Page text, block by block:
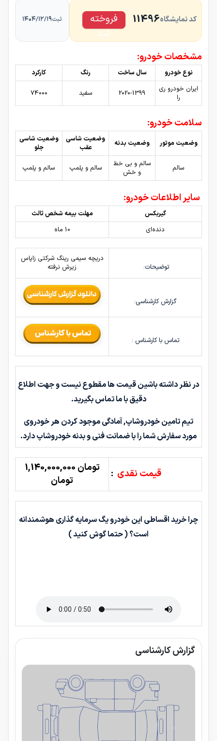
کد نمایشگاه11496
فروخته
شد
ثبت۱۴۰۴/۱۲/۱۹
مشخصات خودرو:
نوع خودرو سال ساخت رنگ
کارکرد
ایران خودرو ری
را
2020-1399 سفید 74000
سلامت خودرو:
وضعیت موتور وضعیت بدنه
وضعیت شاسی
عقب
وضعیت شاسی
جلو
سالم
سالم و بی خط
و خش
سالم و پلمپ سالم و پلمپ
سایر اطلاعات خودرو:
گیربکس
مهلت بیمه شخص ثالث
دنده‌ای
10 ماه
توضیحات:
دریچه سیمی رینگ شرکتی زاپاس
زیرش نرفته
گزارش کارشناسی:
تماس با کارشناس :
در نظر داشته باشین قیمت ها مقطوع نیست و جهت اطلاع
دقیق با ما تماس بگیرید.
تیم تامین خودروشاپ, آمادگی موجود کردن هر خودروی
مورد سفارش شما را با ضمانت فنی و بدنه خودروشاپ دارد.
قیمت نقدی :
تومان 1,140,000,000
تومان
چرا خرید اقساطی این خودرو یگ سرمایه گذاری هوشمندانه
است؟ ( حتما گوش کنید )
گزارش کارشناسی